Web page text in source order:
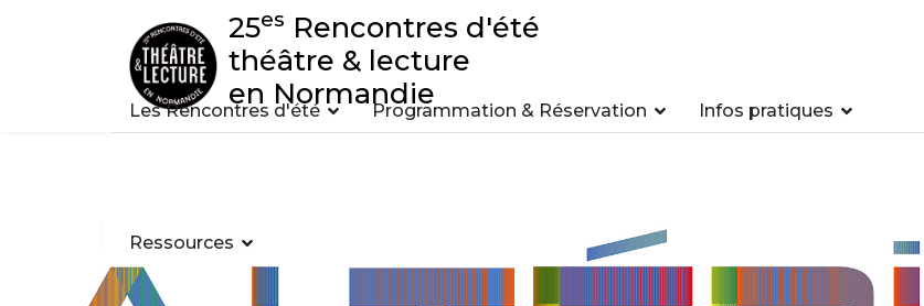
25es Rencontres d'été
théâtre & lecture
en Normandie
Les Rencontres d'été Programmation & Réservation Infos pratiques
Ressources